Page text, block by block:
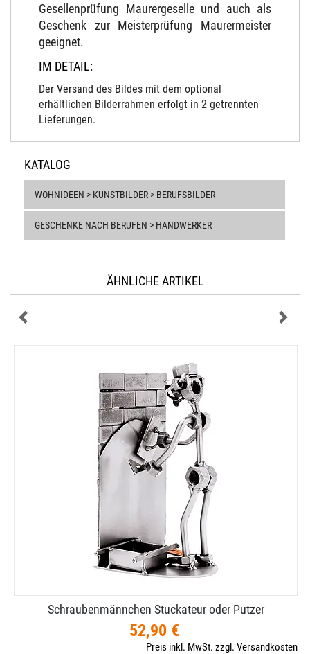
Gesellenprüfung Maurergeselle und auch als
Geschenk zur Meisterprüfung Maurermeister
geeignet.
IM DETAIL:
Der Versand des Bildes mit dem optional
erhältlichen Bilderrahmen erfolgt in 2 getrennten
Lieferungen.
KATALOG
WOHNIDEEN > KUNSTBILDER > BERUFSBILDER
GESCHENKE NACH BERUFEN > HANDWERKER
ÄHNLICHE ARTIKEL
Schraubenmännchen Stuckateur oder Putzer
52,90 €
Preis inkl. MwSt. zzgl. Versandkosten